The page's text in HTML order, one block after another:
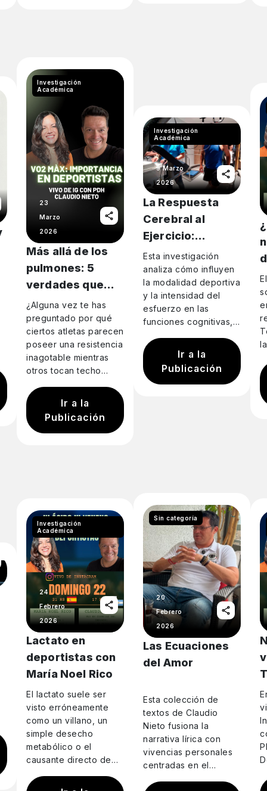
Investigación
Académica
23
Marzo
2026
Más allá de los
pulmones: 5
verdades que
cambiarán tu
forma de
entender el VO2
Máx
¿Alguna vez te has
preguntado por qué
ciertos atletas parecen
poseer una resistencia
inagotable mientras
otros tocan techo
atribuirlo a una
“capacidad pulmonar”
excepcional, pero la
realidad…
Ir a la
Publicación
Investigación
Académica
9 Marzo
2026
La Respuesta
Cerebral al
Ejercicio:
Intensidad y
Personalización
Mental
Esta investigación
analiza cómo influyen
la modalidad deportiva
y la intensidad del
esfuerzo en las
funciones cognitivas,
capacidad de
inhibición de triatletas
experimentados.
Mediante pruebas de
Ir a la
Publicación
Investigación
Académica
24
Febrero
2026
Lactato en
deportistas con
María Noel Rico
El lactato suele ser
visto erróneamente
como un villano, un
simple desecho
metabólico o el
causante directo de
realidad es la base
Sin categoría
20
Febrero
2026
Las Ecuaciones
del Amor
Esta colección de
textos de Claudio
Nieto fusiona la
narrativa lírica con
vivencias personales
centradas en el